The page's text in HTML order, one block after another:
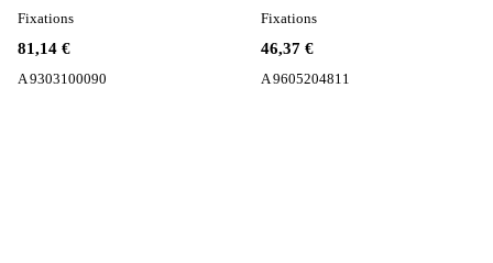
Benz ACTROS MP2 MP3
81,14 €
Fixations
A 9303100090
Benz ACTROS MP4
46,37 €
Fixations
A 9605204811